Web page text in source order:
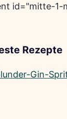
id="mitte-1-
Rezepte